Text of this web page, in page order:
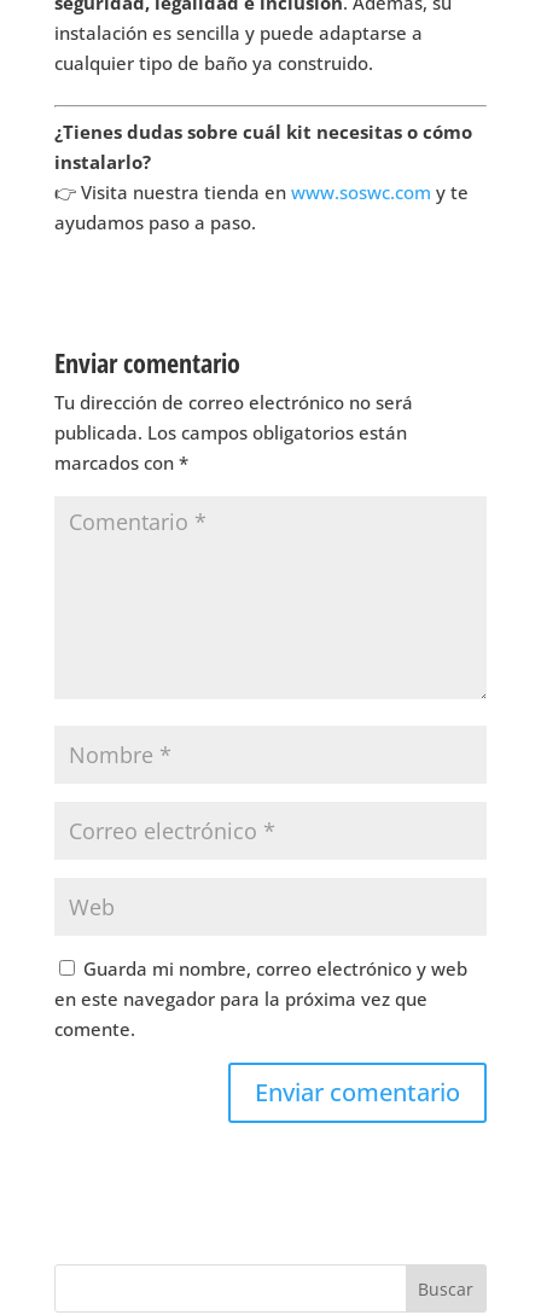
instalación es sencilla y puede adaptarse a
cualquier tipo de baño ya construido.
¿Tienes dudas sobre cuál kit necesitas o cómo
instalarlo?
👉 Visita nuestra tienda en www.soswc.com y te
ayudamos paso a paso.
Enviar comentario
Tu dirección de correo electrónico no será
publicada. Los campos obligatorios están
marcados con *
Guarda mi nombre, correo electrónico y web
en este navegador para la próxima vez que
comente.
Buscar